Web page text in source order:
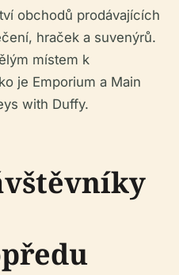
obchodů prodávajících
hraček a suvenýrů.
místem k
je Emporium a Main
with Duffy.